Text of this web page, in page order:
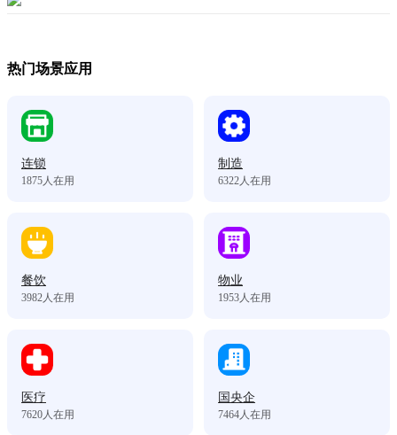
热门场景应用
连锁
1875人在用
制造
6322人在用
餐饮
3982人在用
物业
1953人在用
医疗
7620人在用
国央企
7464人在用